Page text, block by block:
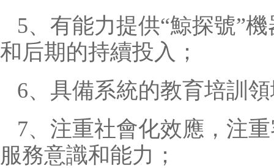
5、有能力提供“鯨探號”
和后期的持續投入；
6、具備系統的教育培訓
7、注重社會化效應，注
服務意識和能力；